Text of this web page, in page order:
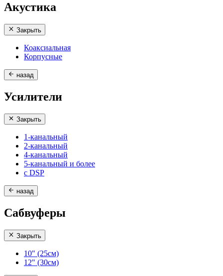
Акустика
Закрыть
Коаксиальная
Корпусные
назад
Усилители
Закрыть
1-канальный
2-канальный
4-канальный
5-канальный и более
с DSP
назад
Сабвуферы
Закрыть
10" (25см)
12" (30см)